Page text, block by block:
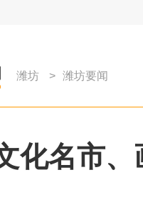
潍坊 > 潍坊要闻
化名市